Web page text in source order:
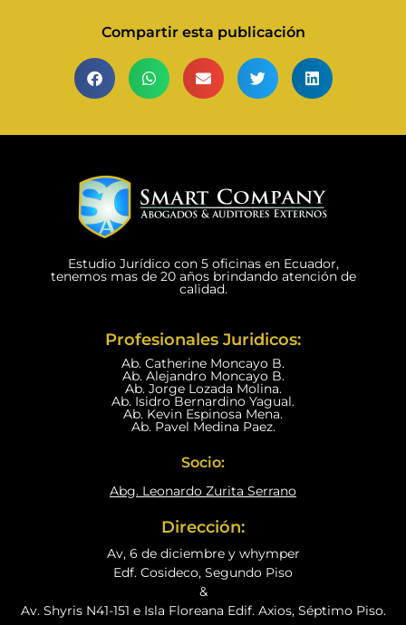
Compartir esta publicación
Estudio Jurídico con 5 oficinas en Ecuador,
tenemos mas de 20 años brindando atención de
calidad.
Profesionales Juridicos:
Ab. Catherine Moncayo B.
Ab. Alejandro Moncayo B.
Ab. Jorge Lozada Molina.
Ab. Isidro Bernardino Yagual.
Ab. Kevin Espinosa Mena.
Ab. Pavel Medina Paez.
Socio:
Abg. Leonardo Zurita Serrano
Dirección:
Av, 6 de diciembre y whymper
Edf. Cosideco, Segundo Piso
&
Av. Shyris N41-151 e Isla Floreana Edif. Axios, Séptimo Piso.